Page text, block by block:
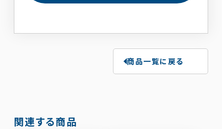
商品一覧に戻る
関連する商品